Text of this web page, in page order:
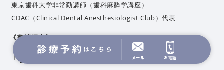
メール お電話
東京歯科大学非常勤講師（歯科麻酔学講座）
CDAC（Clinical Dental Anesthesiologist Club）代表
《書籍紹介》
「寝ている間に終わる奇跡の無痛歯科」